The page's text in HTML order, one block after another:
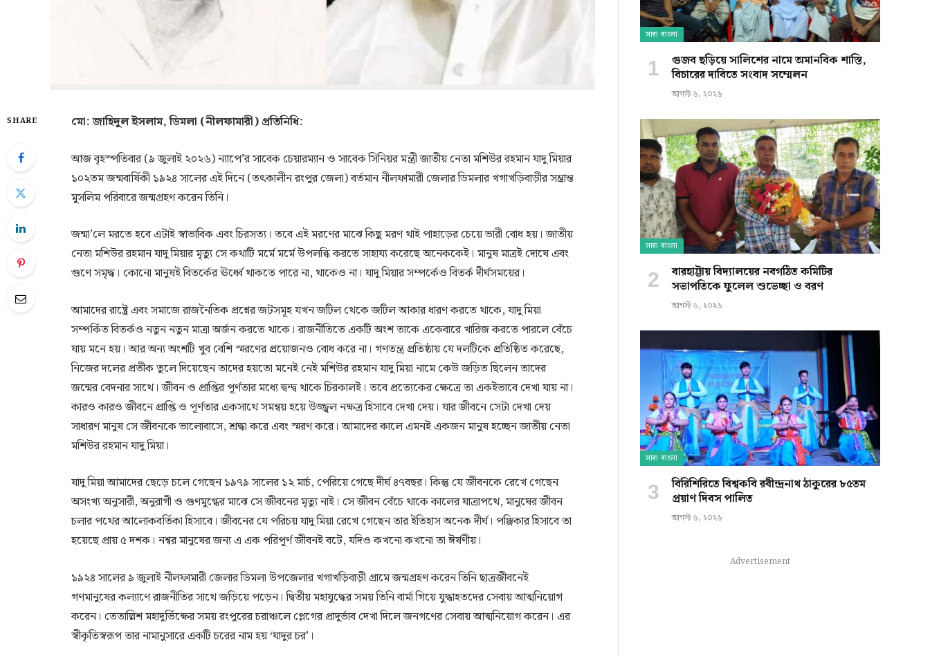
SHARE মো: জাহিদুল ইসলাম, ডিমলা (নীলফামারী) প্রতিনিধি:
আজ বৃহস্পতিবার (৯ জুলাই ২০২৬) ন্যাপে’র সাবেক চেয়ারম্যান ও সাবেক সিনিয়র মন্ত্রী জাতীয় নেতা মশিউর রহমান যাদু মিয়ার
১০২তম জন্মবার্ষিকী ১৯২৪ সালের এই দিনে (তৎকালীন রংপুর জেলা) বর্তমান নীলফামারী জেলার ডিমলার খগাখড়িবাড়ীর সম্ভ্রান্ত
মুসলিম পরিবারে জন্মগ্রহণ করেন তিনি।
জন্মা’লে মরতে হবে এটাই স্বাভাবিক এবং চিরসত্য। তবে এই মরণের মাঝে কিছু মরণ থাই পাহাড়ের চেয়ে ভারী বোধ হয়। জাতীয়
নেতা মশিউর রহমান যাদু মিয়ার মৃত্যু সে কথাটি মর্মে মর্মে উপলব্ধি করতে সাহায্য করেছে অনেককেই। মানুষ মাত্রই দোষে এবং
গুণে সমৃদ্ধ। কোনো মানুষই বিতর্কের ঊর্ধ্বে থাকতে পারে না, থাকেও না। যাদু মিয়ার সম্পর্কেও বিতর্ক দীর্ঘসময়ের।
আমাদের রাষ্ট্রে এবং সমাজে রাজনৈতিক প্রশ্নের জটসমূহ যখন জটিল থেকে জটিল আকার ধারণ করতে থাকে, যাদু মিয়া
সম্পর্কিত বিতর্কও নতুন নতুন মাত্রা অর্জন করতে থাকে। রাজনীতিতে একটি অংশ তাকে একেবারে খারিজ করতে পারলে বেঁচে
যায় মনে হয়। আর অন্য অংশটি খুব বেশি স্মরণের প্রয়োজনও বোধ করে না। গণতন্ত্র প্রতিষ্ঠায় যে দলটিকে প্রতিষ্ঠিত করেছে,
নিজের দলের প্রতীক তুলে দিয়েছেন তাদের হয়তো মনেই নেই মশিউর রহমান যাদু মিয়া নামে কেউ জড়িত ছিলেন তাদের
জন্মের বেদনার সাথে। জীবন ও প্রাপ্তির পূর্ণতার মধ্যে দ্বন্দ্ব থাকে চিরকালই। তবে প্রত্যেকের ক্ষেত্রে তা একইভাবে দেখা যায় না।
কারও কারও জীবনে প্রাপ্তি ও পূর্ণতার একসাথে সমন্বয় হয়ে উজ্জ্বল নক্ষত্র হিসাবে দেখা দেয়। যার জীবনে সেটা দেখা দেয়
সাধারণ মানুষ সে জীবনকে ভালোবাসে, শ্রদ্ধা করে এবং স্মরণ করে। আমাদের কালে এমনই একজন মানুষ হচ্ছেন জাতীয় নেতা
মশিউর রহমান যাদু মিয়া।
যাদু মিয়া আমাদের ছেড়ে চলে গেছেন ১৯৭৯ সালের ১২ মার্চ, পেরিয়ে গেছে দীর্ঘ ৪৭বছর। কিন্তু যে জীবনকে রেখে গেছেন
অসংখ্য অনুসারী, অনুরাগী ও গুণমুগ্ধের মাঝে সে জীবনের মৃত্যু নাই। সে জীবন বেঁচে থাকে কালের যাত্রাপথে, মানুষের জীবন
চলার পথের আলোকবর্তিকা হিসাবে। জীবনের যে পরিচয় যাদু মিয়া রেখে গেছেন তার ইতিহাস অনেক দীর্ঘ। পঞ্জিকার হিসাবে তা
হয়েছে প্রায় ৫ দশক। নশ্বর মানুষের জন্য এ এক পরিপূর্ণ জীবনই বটে, যদিও কখনো কখনো তা ঈর্ষণীয়।
১৯২৪ সালের ৯ জুলাই নীলফামারী জেলার ডিমলা উপজেলার খগাখড়িবাড়ী গ্রামে জন্মগ্রহণ করেন তিনি ছাত্রজীবনেই
গণমানুষের কল্যাণে রাজনীতির সাথে জড়িয়ে পড়েন। দ্বিতীয় মহাযুদ্ধের সময় তিনি বার্মা গিয়ে যুদ্ধাহতদের সেবায় আত্মনিয়োগ
করেন। তেতাল্লিশ মহাদুর্ভিক্ষের সময় রংপুরের চরাঞ্চলে প্লেগের প্রাদুর্ভাব দেখা দিলে জনগণের সেবায় আত্মনিয়োগ করেন। এর
স্বীকৃতিস্বরূপ তার নামানুসারে একটি চরের নাম হয় ‘যাদুর চর’।
সারা বাংলা
গুজব ছড়িয়ে সালিশের নামে অমানবিক শাস্তি,
বিচারের দাবিতে সংবাদ সম্মেলন
আগস্ট ৬, ২০২৬
সারা বাংলা
বারহাট্টায় বিদ্যালয়ের নবগঠিত কমিটির
সভাপতিকে ফুলেল শুভেচ্ছা ও বরণ
আগস্ট ৬, ২০২৬
সারা বাংলা
বিরিশিরিতে বিশ্বকবি রবীন্দ্রনাথ ঠাকুরের ৮৫তম
প্রয়াণ দিবস পালিত
আগস্ট ৬, ২০২৬
Advertisement